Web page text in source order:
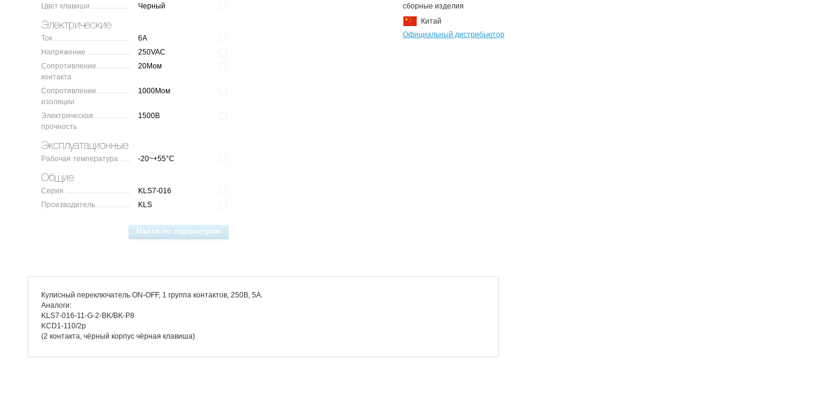
Цвет клавиши
Черный
Электрические
Ток
6A
Напряжение
250VAC
Сопротивление
контакта
20Мом
Сопротивление
изоляции
1000Мом
Электрическая
прочность
1500В
Эксплуатационные
Рабочая температура -20~+55°C
Общие
Серия
KLS7-016
Производитель
KLS
сборные изделия
Китай
Официальный дистрибьютор
Кулисный переключатель ON-OFF, 1 группа контактов, 250В, 5А.
Аналоги:
KLS7-016-11-G-2-BK/BK-P8
KCD1-110/2p
(2 контакта, чёрный корпус чёрная клавиша)